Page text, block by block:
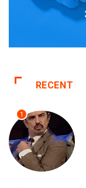
RECENT
1